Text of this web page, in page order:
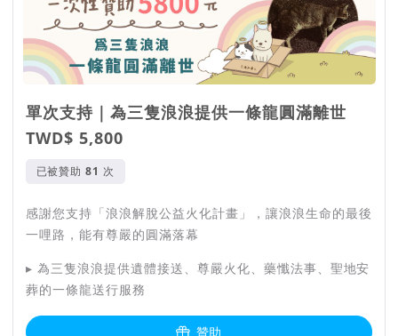
單次支持｜為三隻浪浪提供一條龍圓滿離世
TWD$ 5,800
已被贊助 次
感謝您支持「浪浪解脫公益火化計畫」，讓浪浪生命的最後
一哩路，能有尊嚴的圓滿落幕
▸ 為三隻浪浪提供遺體接送、尊嚴火化、藥懺法事、聖地安
葬的一條龍送行服務
贊助